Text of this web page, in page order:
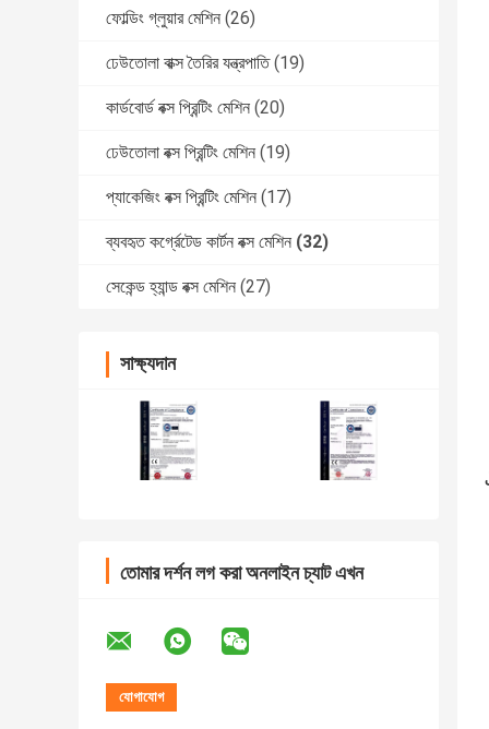
ফোল্ডিং গ্লুয়ার মেশিন (26)
ঢেউতোলা বাক্স তৈরির যন্ত্রপাতি (19)
কার্ডবোর্ড বক্স প্রিন্টিং মেশিন (20)
ঢেউতোলা বক্স প্রিন্টিং মেশিন (19)
প্যাকেজিং বক্স প্রিন্টিং মেশিন (17)
ব্যবহৃত কর্গ্রেটেড কার্টন বক্স মেশিন (32)
সেকেন্ড হ্যান্ড বক্স মেশিন (27)
সাক্ষ্যদান
তোমার দর্শন লগ করা অনলাইন চ্যাট এখন